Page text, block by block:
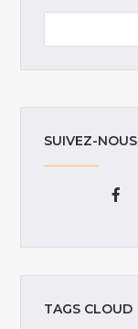
SUIVEZ-NOUS
TAGS CLOUD